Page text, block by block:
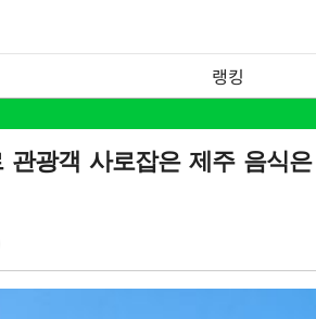
랭킹
관광객 사로잡은 제주 음식